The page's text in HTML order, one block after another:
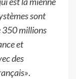
sont
350 millions
et
des
.